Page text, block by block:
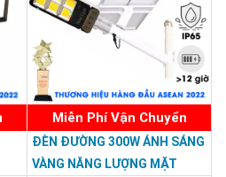
Quý khách hàng có thể bật/tắt
hàng cũng có thể hẹn giờ bật/tắt
Miễn Phí Vận Chuyển
ĐÈN ĐƯỜNG 300W ÁNH SÁNG
VÀNG NĂNG LƯỢNG MẶT